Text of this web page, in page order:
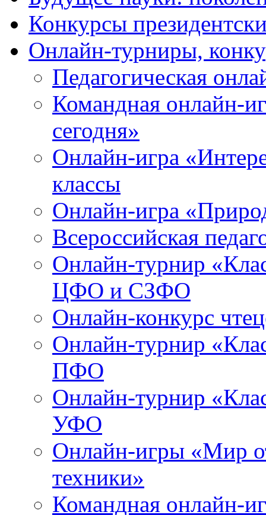
Конкурсы
Онлайн-турниры,
Педагогическая
Командная онлайн-
сегодня»
Онлайн-игра
классы
Онлайн-игра
Всероссийская
Онлайн-турнир
ЦФО и СЗФО
Онлайн-конкурс
Онлайн-турнир
ПФО
Онлайн-турнир
УФО
Онлайн-игры «Мир
техники»
Командная онлайн-